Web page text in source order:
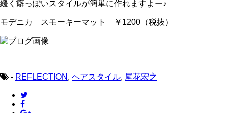
緩く癖っぽいスタイルが簡単に作れますよー♪
モデニカ スモーキーマット ￥1200（税抜）
- REFLECTION , ヘアスタイル, 尾花宏之